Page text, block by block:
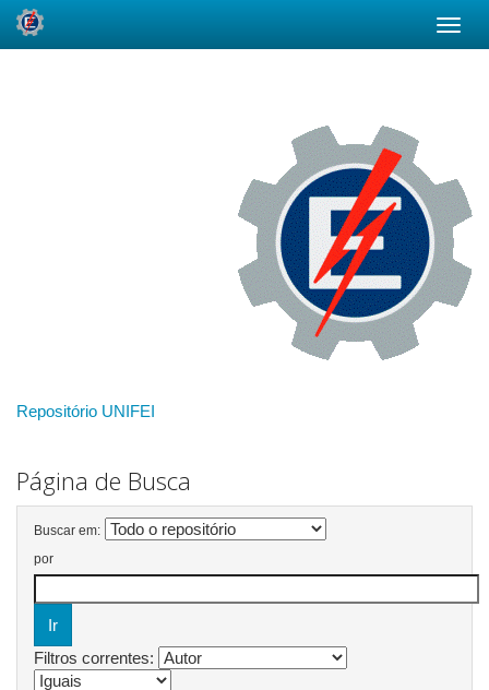
Repositório UNIFEI
Página de Busca
Buscar em:
por
Filtros correntes: